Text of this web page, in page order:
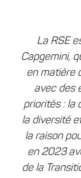
La RSE
Capgemini,
en matière
avec des
priorités : la
la diversité
la raison
en 2023
de la